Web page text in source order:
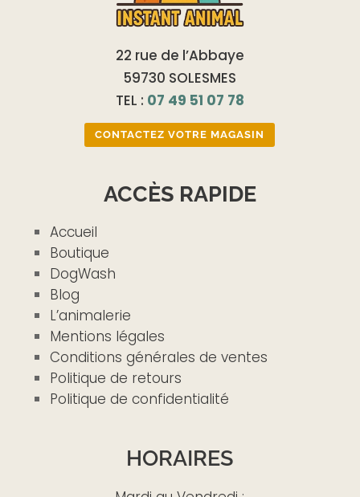
22 rue de l’Abbaye
59730 SOLESMES
TEL : 07 49 51 07 78
CONTACTEZ VOTRE MAGASIN
ACCÈS RAPIDE
Accueil
Boutique
DogWash
Blog
L’animalerie
Mentions légales
Conditions générales de ventes
Politique de retours
Politique de confidentialité
HORAIRES